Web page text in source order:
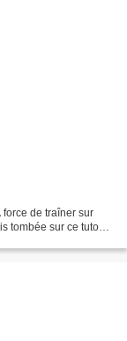
force de traîner sur
tombée sur ce tuto